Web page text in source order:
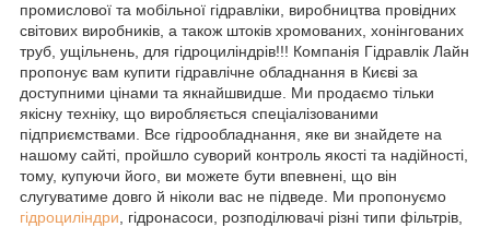
промислової та мобільної гідравліки, виробництва провідних
світових виробників, а також штоків хромованих, хонінгованих
труб, ущільнень, для гідроциліндрів!!! Компанія Гідравлік Лайн
пропонує вам купити гідравлічне обладнання в Києві за
доступними цінами та якнайшвидше. Ми продаємо тільки
якісну техніку, що виробляється спеціалізованими
підприємствами. Все гідрообладнання, яке ви знайдете на
нашому сайті, пройшло суворий контроль якості та надійності,
тому, купуючи його, ви можете бути впевнені, що він
слугуватиме довго й ніколи вас не підведе. Ми пропонуємо
гідроциліндри , гідронасоси, розподілювачі різні типи фільтрів,